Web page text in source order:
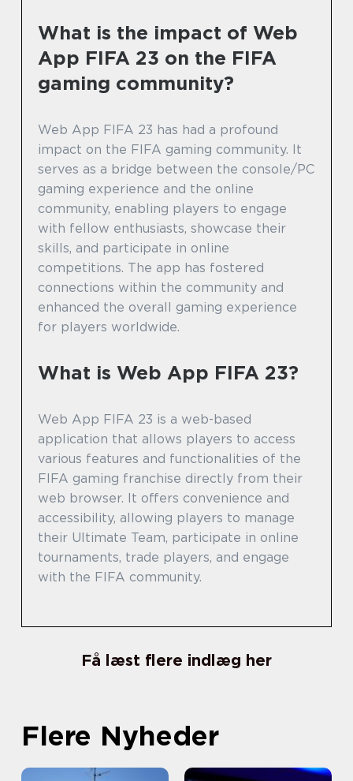
What is the impact of Web
App FIFA 23 on the FIFA
gaming community?
Web App FIFA 23 has had a profound
impact on the FIFA gaming community. It
serves as a bridge between the console/PC
gaming experience and the online
community, enabling players to engage
with fellow enthusiasts, showcase their
skills, and participate in online
competitions. The app has fostered
connections within the community and
enhanced the overall gaming experience
for players worldwide.
What is Web App FIFA 23?
Web App FIFA 23 is a web-based
application that allows players to access
various features and functionalities of the
FIFA gaming franchise directly from their
web browser. It offers convenience and
accessibility, allowing players to manage
their Ultimate Team, participate in online
tournaments, trade players, and engage
with the FIFA community.
Få læst flere indlæg her
Flere Nyheder